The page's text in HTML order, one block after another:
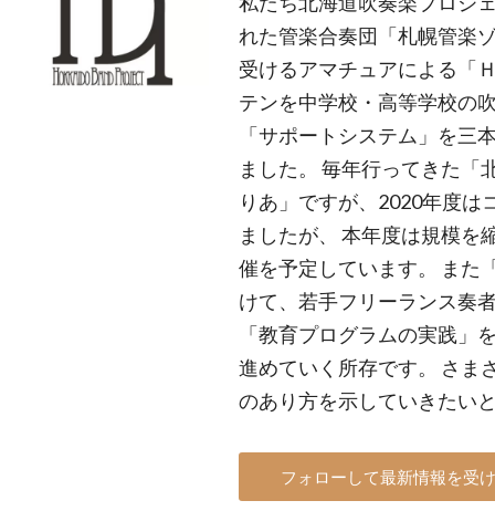
れた管楽合奏団「札幌管楽
受けるアマチュアによる「
テンを中学校・高等学校の
「サポートシステム」を三
ました。 毎年行ってきた「
りあ」ですが、2020年度は
ましたが、 本年度は規模を
催を予定しています。 また
けて、若手フリーランス奏
「教育プログラムの実践」
進めていく所存です。 さま
のあり方を示していきたい
フォローして最新情報を受